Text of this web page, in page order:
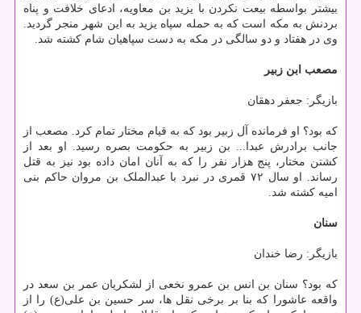
بیشتر بواسطه بیعت نکردن با یزید بن معاویه، ادعای خلافت و پناه
بردنش به مکه است که به حمله سپاه یزید به این شهر منجر گردید.
وی در هفتاد و دو سالگی در مکه به دست سپاهیان شام کشته شد.
مصعب ابن زبیر
بازیگر: جعفر دهقان
که بود؟ او فرمانده آل زبیر بود که به قیام مختار تمام کرد. مصعب از
جانب برادرش عبدا... بن زبیر به حکومت بصره رسید. او بعد از
کشتن مختار، پنج هزار نفر را که به آنان امان داده بود نیز به قتل
رساند. او سال ۷۲ قمری در نبرد با عبدالملک بن مروان حاکم بنی
امیه کشته شد.
سنان
بازیگر: رضا خندان
که بود؟ سنان بن انس بن عمرو نخعی از لشکریان عمر بن سعد در
واقعه عاشورا که بنا بر برخی نقل ها، سر حسین بن علی(ع) را از